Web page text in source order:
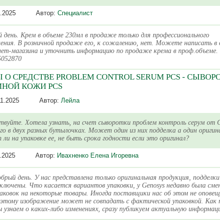
Автор: Специалист
день. Крем в объеме 230мл в продаже только для профессионального
В розничной продаже его, к сожалению, нет. Можете написать в
магазина и уточнить информацию по продаже крема в проф.объеме.
СРЕДСТВЕ PROBLEM CONTROL SERUM PCS -
КОЖИ PCS
Автор: Лейла
Хотела узнать, на счет сыворотки проблем контроль серум от
в двух разных бутылочках. Может один из них подделка а один
на упаковке ее, не быть срока годности если это оригинал?
Автор: Ивахненко Елена Игоревна
день. У нас представлена только оригинальная продукция, подделки
Что касается вариантов упаковки, у Genosys недавно была
на некоторые товары. Иногда поставщики нас об этом не
изображение может не совпадать с фактической упаковкой. Как
узнаем о каких-либо изменениях, сразу публикуем актуальную